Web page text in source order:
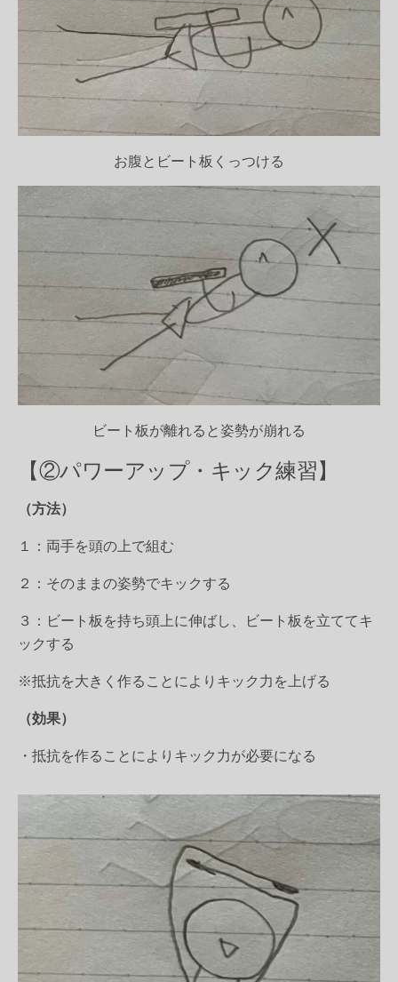
お腹とビート板くっつける
ビート板が離れると姿勢が崩れる
【②パワーアップ・キック練習】
（方法）
１：両手を頭の上で組む
２：そのままの姿勢でキックする
３：ビート板を持ち頭上に伸ばし、ビート板を立ててキ
ックする
※抵抗を大きく作ることによりキック力を上げる
（効果）
・抵抗を作ることによりキック力が必要になる